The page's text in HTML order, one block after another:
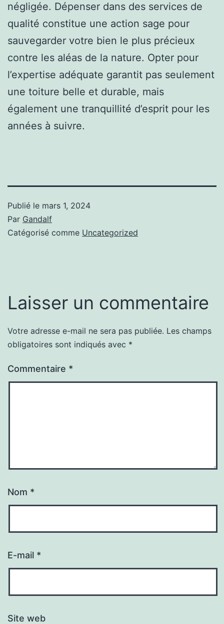
négligée. Dépenser dans des services de
qualité constitue une action sage pour
sauvegarder votre bien le plus précieux
contre les aléas de la nature. Opter pour
l’expertise adéquate garantit pas seulement
une toiture belle et durable, mais
également une tranquillité d’esprit pour les
années à suivre.
Publié le mars 1, 2024
Par Gandalf
Catégorisé comme Uncategorized
Laisser un commentaire
Votre adresse e-mail ne sera pas publiée. Les champs
obligatoires sont indiqués avec *
Commentaire *
Nom *
E-mail *
Site web